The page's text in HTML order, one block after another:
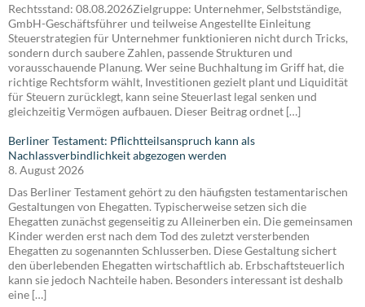
Rechtsstand: 08.08.2026Zielgruppe: Unternehmer, Selbstständige,
GmbH-Geschäftsführer und teilweise Angestellte Einleitung
Steuerstrategien für Unternehmer funktionieren nicht durch Tricks,
sondern durch saubere Zahlen, passende Strukturen und
vorausschauende Planung. Wer seine Buchhaltung im Griff hat, die
richtige Rechtsform wählt, Investitionen gezielt plant und Liquidität
für Steuern zurücklegt, kann seine Steuerlast legal senken und
gleichzeitig Vermögen aufbauen. Dieser Beitrag ordnet […]
Berliner Testament: Pflichtteilsanspruch kann als
Nachlassverbindlichkeit abgezogen werden
8. August 2026
Das Berliner Testament gehört zu den häufigsten testamentarischen
Gestaltungen von Ehegatten. Typischerweise setzen sich die
Ehegatten zunächst gegenseitig zu Alleinerben ein. Die gemeinsamen
Kinder werden erst nach dem Tod des zuletzt versterbenden
Ehegatten zu sogenannten Schlusserben. Diese Gestaltung sichert
den überlebenden Ehegatten wirtschaftlich ab. Erbschaftsteuerlich
kann sie jedoch Nachteile haben. Besonders interessant ist deshalb
eine […]